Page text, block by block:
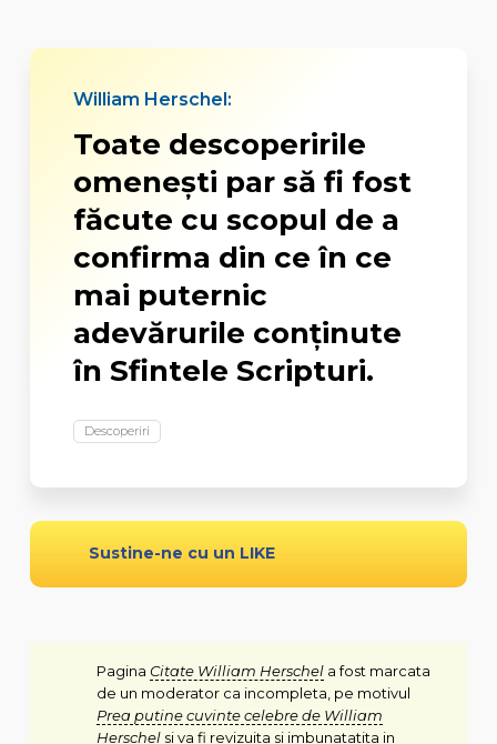
William Herschel:
Toate descoperirile
omeneşti par să fi fost
făcute cu scopul de a
confirma din ce în ce
mai puternic
adevărurile conţinute
în Sfintele Scripturi.
Descoperiri
Sustine-ne cu un LIKE
Pagina Citate William Herschela fost marcata
de un moderator ca incompleta, pe motivul
Prea putine cuvinte celebre de William
Herschelsi va fi revizuita si imbunatatita in